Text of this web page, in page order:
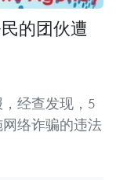
的团伙遭
经查发现，5
络诈骗的违法